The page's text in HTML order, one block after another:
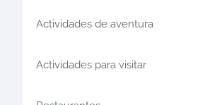
Actividades de aventura
Actividades para visitar